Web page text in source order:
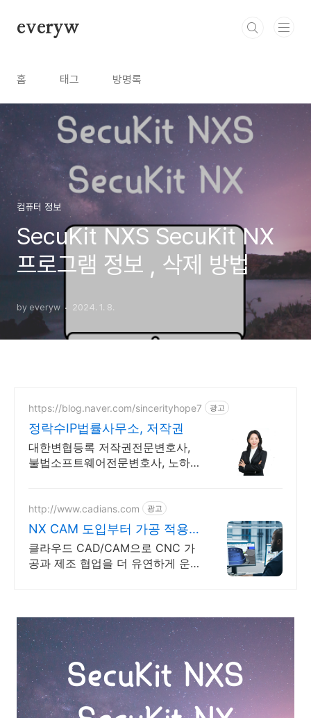
everyw
홈 태그 방명록
컴퓨터 정보
SecuKit NXS SecuKit NX
프로그램 정보 , 삭제 방법
by everyw 2024. 1. 8.
https://blog.naver.com/sincerityhope7 광고
정락수IP법률사무소, 저작권
대한변협등록 저작권전문변호사,
불법소프트웨어전문변호사, 노하
http://www.cadians.com 광고
NX CAM 도입부터 가공 적용
까지 지원
클라우드 CAD/CAM으로 CNC 가
공과 제조 협업을 더 유연하게 운